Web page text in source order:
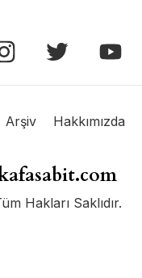
Arşiv Hakkımızda
Hakları Saklıdır.